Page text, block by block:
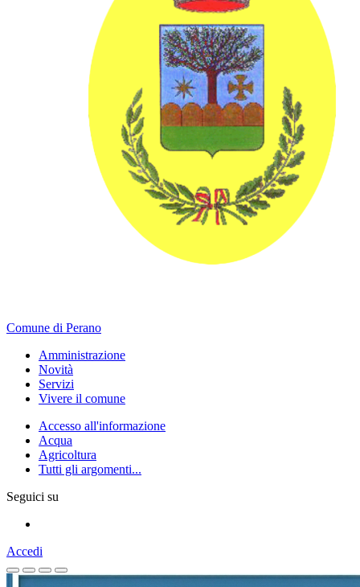
Comune di Perano
Amministrazione
Novità
Servizi
Vivere il comune
Accesso all'informazione
Acqua
Agricoltura
Tutti gli argomenti...
Seguici su
Accedi
Homepage